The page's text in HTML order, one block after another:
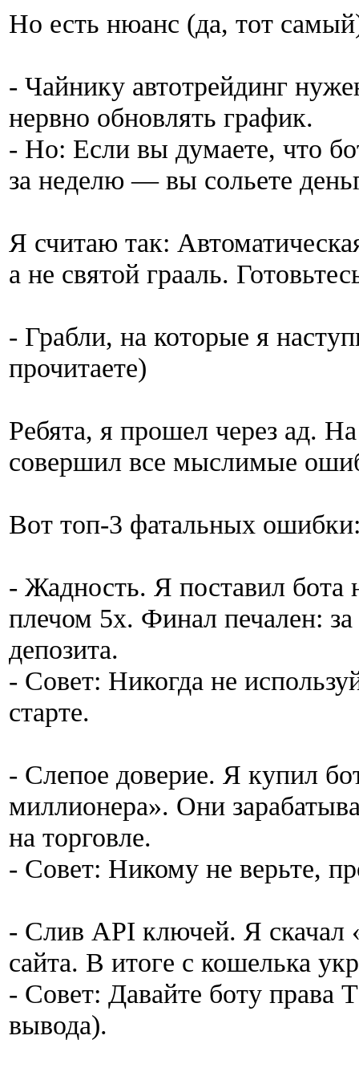
Но есть нюанс (да, тот
- Чайнику автотрейдинг
нервно обновлять график.
- Но: Если вы думаете, что
за неделю — вы сольете
Я считаю так:
а не святой грааль.
- Грабли, на которые я
прочитаете)
Ребята, я прошел через ад.
совершил все мыслимые
Вот топ-3 фатальных
- Жадность. Я поставил
плечом 5х. Финал печален:
депозита.
- Совет: Никогда не
старте.
- Слепое доверие. Я купил
миллионера». Они
на торговле.
- Совет: Никому не верьте,
- Слив API ключей. Я скачал
сайта. В итоге с кошелька
- Совет: Давайте боту
вывода).